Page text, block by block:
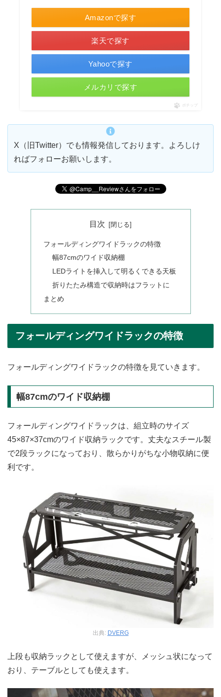
Amazonで探す
楽天で探す
Yahooで探す
メルカリで探す
ポチップ
X（旧Twitter）でも情報発信しております。よろしけ
ればフォローお願いします。
目次
フォールディングワイドラックの特徴
幅87cmのワイド収納棚
LEDライトを挿入して明るくできる天板
折りたたみ構造で収納時はフラットに
まとめ
フォールディングワイドラックの特徴
フォールディングワイドラックの特徴を見ていきます。
幅87cmのワイド収納棚
フォールディングワイドラックは、組立時のサイズ
45×87×37cmのワイド収納ラックです。丈夫なスチール製
で2段ラックになっており、散らかりがちな小物収納に便
利です。
出典: DVERG
上段も収納ラックとして使えますが、メッシュ状になって
おり、テーブルとしても使えます。